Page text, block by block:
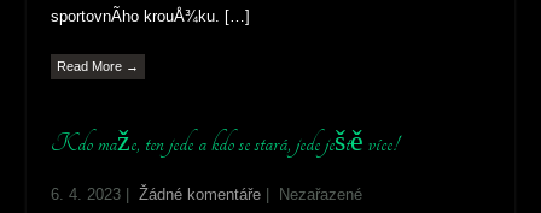
sportovnÃ­ho krouÅ¾ku. […]
Read More →
Kdo maže, ten jede a kdo se stará, jede ještě více!
6. 4. 2023 |Žádné komentáře | Nezařazené